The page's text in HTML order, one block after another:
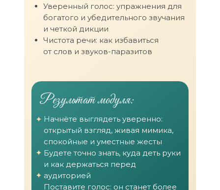
Уверенный голос: упражнения для
богатого и убедительного звучания
и четкой дикции
Чистота речи: как избавиться
от слов и звуков-паразитов
Результат модуля:
Начнёте выглядеть уверенно:
открытый взгляд, живая мимика,
спокойные и уместные жесты
Будете точно знать, куда деть руки
и как держаться перед
аудиторией
Поставите голос: он станет более